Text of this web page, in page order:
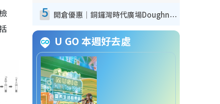
5 開倉優惠｜銅鑼灣時代廣場Doughnut/Campo Marzio開倉低至1折！背囊、書包、手袋劈價$200起
U GO 本週好去處